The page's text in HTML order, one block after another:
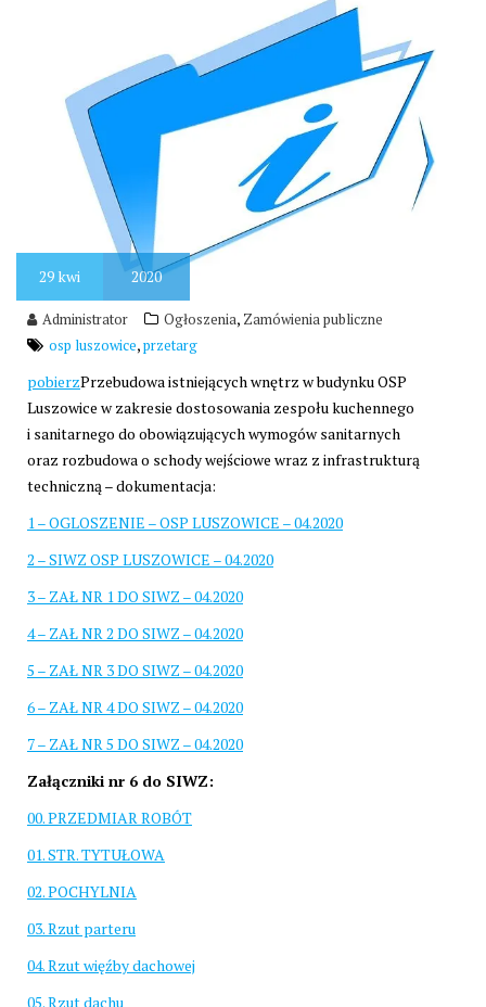
29 kwi 2020
Administrator Ogłoszenia, Zamówienia publiczne
osp luszowice,przetarg
pobierzPrzebudowa istniejących wnętrz w budynku OSP
Luszowice w zakresie dostosowania zespołu kuchennego
i sanitarnego do obowiązujących wymogów sanitarnych
oraz rozbudowa o schody wejściowe wraz z infrastrukturą
techniczną – dokumentacja:
1 – OGLOSZENIE – OSP LUSZOWICE – 04.2020
2 – SIWZ OSP LUSZOWICE – 04.2020
3 – ZAŁ NR 1 DO SIWZ – 04.2020
4 – ZAŁ NR 2 DO SIWZ – 04.2020
5 – ZAŁ NR 3 DO SIWZ – 04.2020
6 – ZAŁ NR 4 DO SIWZ – 04.2020
7 – ZAŁ NR 5 DO SIWZ – 04.2020
Załączniki nr 6 do SIWZ:
00. PRZEDMIAR ROBÓT
01. STR. TYTUŁOWA
02. POCHYLNIA
03. Rzut parteru
04. Rzut więźby dachowej
05. Rzut dachu